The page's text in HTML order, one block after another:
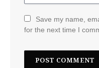
Save my name,
for the next time I